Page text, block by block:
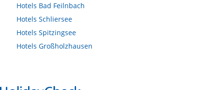
Hotels Bad Feilnbach
Hotels Schliersee
Hotels Spitzingsee
Hotels Großholzhausen